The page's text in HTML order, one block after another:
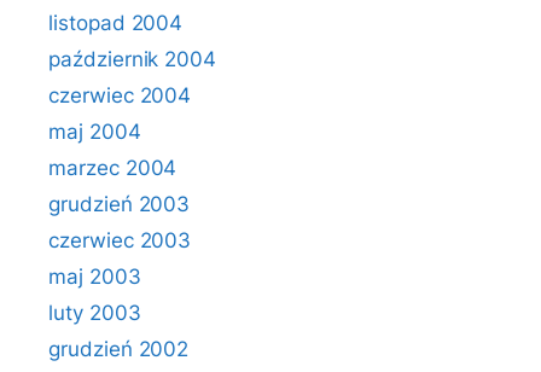
listopad 2004
październik 2004
czerwiec 2004
maj 2004
marzec 2004
grudzień 2003
czerwiec 2003
maj 2003
luty 2003
grudzień 2002